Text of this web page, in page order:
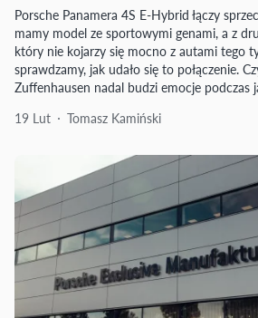
Porsche Panamera 4S E-Hybrid łączy
mamy model ze sportowymi genami, a z
który nie kojarzy się mocno z autami tego
sprawdzamy, jak udało się to połączenie.
Zuffenhausen nadal budzi emocje podczas
19 Lut
Tomasz Kamiński